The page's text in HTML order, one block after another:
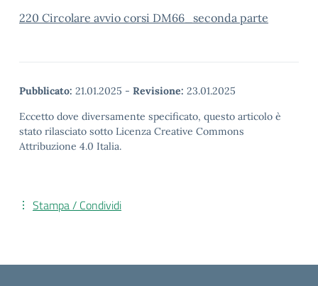
220 Circolare avvio corsi DM66_seconda parte
Pubblicato: 21.01.2025 - Revisione: 23.01.2025
Eccetto dove diversamente specificato, questo articolo è
stato rilasciato sotto Licenza Creative Commons
Attribuzione 4.0 Italia.
Stampa / Condividi